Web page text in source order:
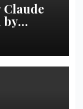
by